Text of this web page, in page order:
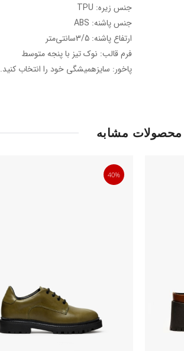
جنس زیره: TPU
جنس پاشنه: ABS
ارتفاع پاشنه: 3/5سانتی‌متر
فرم قالب: نوک تیز با پنجه متوسط
پاخور: سایزهمیشگی خود را انتخاب کنید.
محصولات مشابه
40%